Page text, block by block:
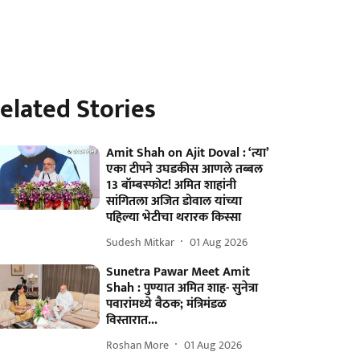
Stories
Amit Shah on Ajit Doval : ‘त्या’
एका टीपने उघडकीस आणले तब्बल
13 बॉम्बस्फोट! अमित शाहांनी
सांगितला अजित डोवाल यांच्या
पहिल्या भेटीचा थरारक किस्सा
Sudesh Mitkar 01 Aug 2026
Sunetra Pawar Meet Amit
Shah : पुण्यात अमित शाह- सुनेत्रा
पवारांमध्ये बैठक; मंत्रिमंडळ
विस्तारात...
Roshan More 01 Aug 2026